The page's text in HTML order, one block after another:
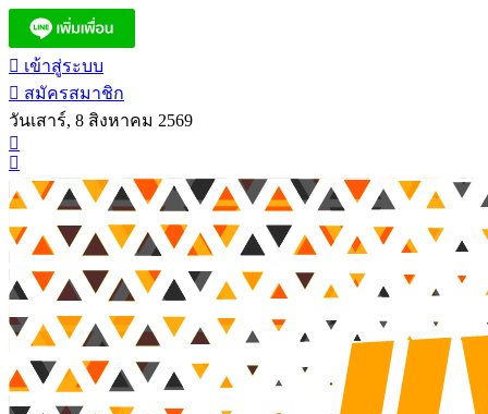
เข้าสู่ระบบ
สมัครสมาชิก
วันเสาร์, 8 สิงหาคม 2569